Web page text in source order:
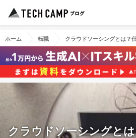
ホーム 転職 クラウドソーシングとは？
クラウドソーシングと